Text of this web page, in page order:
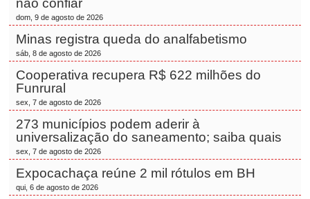
não confiar
dom, 9 de agosto de 2026
Minas registra queda do analfabetismo
sáb, 8 de agosto de 2026
Cooperativa recupera R$ 622 milhões do
Funrural
sex, 7 de agosto de 2026
273 municípios podem aderir à
universalização do saneamento; saiba quais
sex, 7 de agosto de 2026
Expocachaça reúne 2 mil rótulos em BH
qui, 6 de agosto de 2026